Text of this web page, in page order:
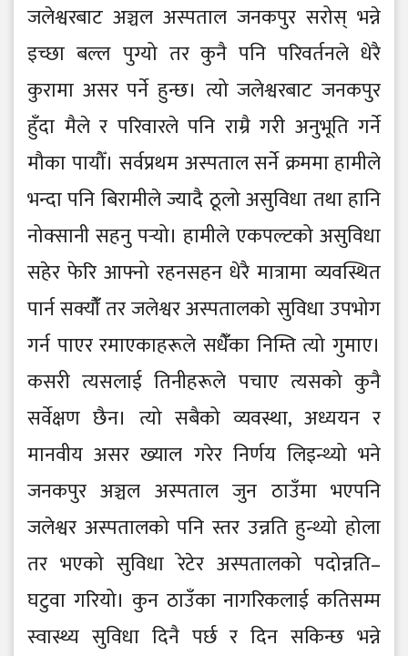
जलेश्वरबाट अञ्चल अस्पताल जनकपुर सरोस् भन्ने
इच्छा बल्ल पुग्यो तर कुनै पनि परिवर्तनले धेरै
कुरामा असर पर्ने हुन्छ। त्यो जलेश्वरबाट जनकपुर
हुँदा मैले र परिवारले पनि राम्रै गरी अनुभूति गर्ने
मौका पायौँ। सर्वप्रथम अस्पताल सर्ने क्रममा हामीले
भन्दा पनि बिरामीले ज्यादै ठूलो असुविधा तथा हानि
नोक्सानी सहनु पर्‍यो। हामीले एकपल्टको असुविधा
सहेर फेरि आफ्नो रहनसहन धेरै मात्रामा व्यवस्थित
पार्न सक्यौंँ तर जलेश्वर अस्पतालको सुविधा उपभोग
गर्न पाएर रमाएकाहरूले सधैंँका निम्ति त्यो गुमाए।
कसरी त्यसलाई तिनीहरूले पचाए त्यसको कुनै
सर्वेक्षण छैन। त्यो सबैको व्यवस्था, अध्ययन र
मानवीय असर ख्याल गरेर निर्णय लिइन्थ्यो भने
जनकपुर अञ्चल अस्पताल जुन ठाउँमा भएपनि
जलेश्वर अस्पतालको पनि स्तर उन्नति हुन्थ्यो होला
तर भएको सुविधा रेटेर अस्पतालको पदोन्नति–
घटुवा गरियो। कुन ठाउँका नागरिकलाई कतिसम्म
स्वास्थ्य सुविधा दिनै पर्छ र दिन सकिन्छ भन्ने